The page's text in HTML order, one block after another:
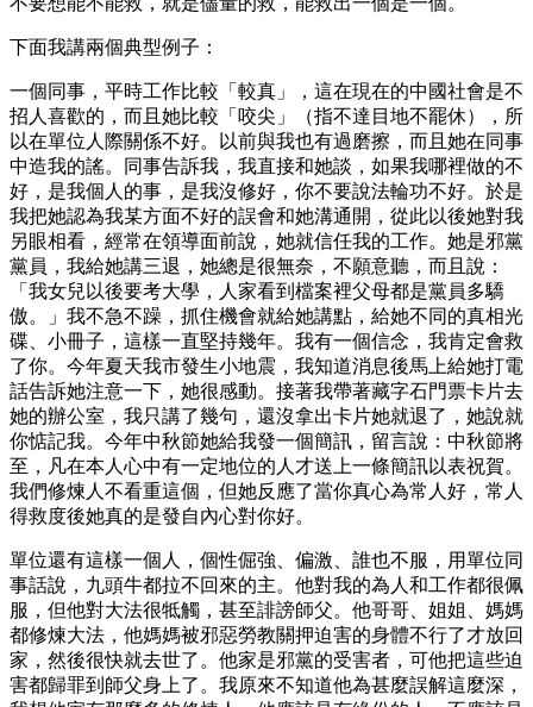
下面我講兩個典型例子：
一個同事，平時工作比較「較真」，這在現在的中國社會是不
招人喜歡的，而且她比較「咬尖」（指不達目地不罷休），所
以在單位人際關係不好。以前與我也有過磨擦，而且她在同事
中造我的謠。同事告訴我，我直接和她談，如果我哪裡做的不
好，是我個人的事，是我沒修好，你不要說法輪功不好。於是
我把她認為我某方面不好的誤會和她溝通開，從此以後她對我
另眼相看，經常在領導面前說，她就信任我的工作。她是邪黨
黨員，我給她講三退，她總是很無奈，不願意聽，而且說：
「我女兒以後要考大學，人家看到檔案裡父母都是黨員多驕
傲。」我不急不躁，抓住機會就給她講點，給她不同的真相光
碟、小冊子，這樣一直堅持幾年。我有一個信念，我肯定會救
了你。今年夏天我市發生小地震，我知道消息後馬上給她打電
話告訴她注意一下，她很感動。接著我帶著藏字石門票卡片去
她的辦公室，我只講了幾句，還沒拿出卡片她就退了，她說就
你惦記我。今年中秋節她給我發一個簡訊，留言說：中秋節將
至，凡在本人心中有一定地位的人才送上一條簡訊以表祝賀。
我們修煉人不看重這個，但她反應了當你真心為常人好，常人
得救度後她真的是發自內心對你好。
單位還有這樣一個人，個性倔強、偏激、誰也不服，用單位同
事話說，九頭牛都拉不回來的主。他對我的為人和工作都很佩
服，但他對大法很牴觸，甚至誹謗師父。他哥哥、姐姐、媽媽
都修煉大法，他媽媽被邪惡勞教關押迫害的身體不行了才放回
家，然後很快就去世了。他家是邪黨的受害者，可他把這些迫
害都歸罪到師父身上了。我原來不知道他為甚麼誤解這麼深，